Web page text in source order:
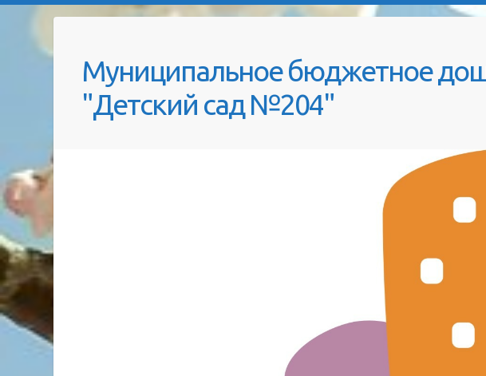
Муниципальное бюджетное
"Детский сад №204"